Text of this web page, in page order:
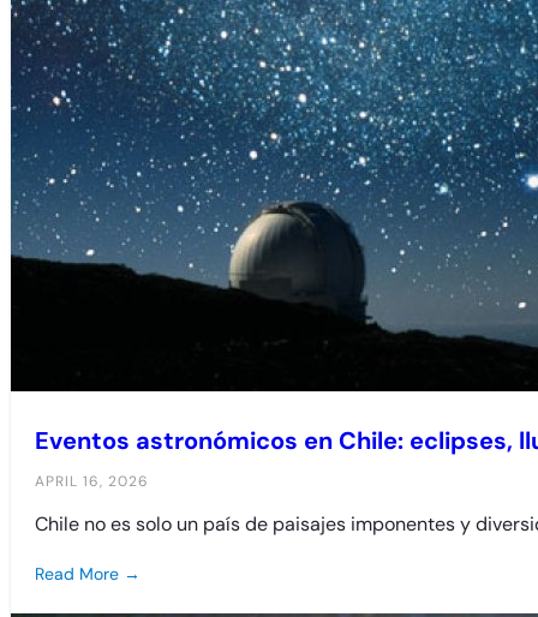
Eventos astronómicos en Chile: eclipses,
APRIL 16, 2026
Chile no es solo un país de paisajes imponentes y
Read More →